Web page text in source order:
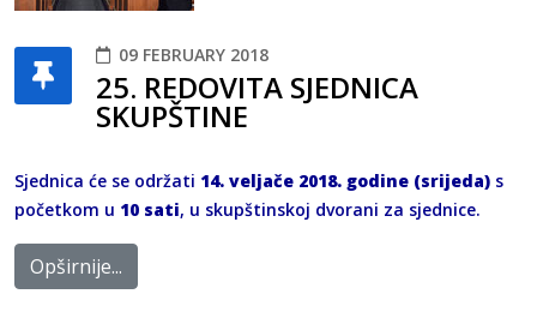
09 FEBRUARY 2018
25. REDOVITA SJEDNICA
SKUPŠTINE
Sjednica će se održati 14. veljače 2018. godine (srijeda) s
početkom u 10 sati, u skupštinskoj dvorani za sjednice.
Opširnije...